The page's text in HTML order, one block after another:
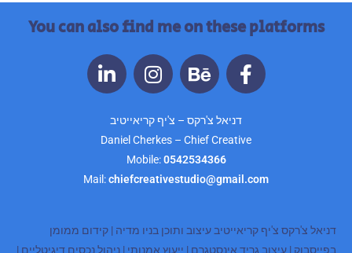
You can also find me on these platforms
דניאל צ'רקס – צ'יף קריאייטיב
Daniel Cherkes – Chief Creative
Mobile:0542534366
Mail:chiefcreativestudio@gmail.com
דניאל צ'רקס צ'יף קריאייטיב עיצוב ותוכן בניו מדיה | קידום ממומן
בפייסבוק | עיצוב גריד אינסטגרם | ייעוץ אמנותי | ניהול נכסים דיגיטליים |